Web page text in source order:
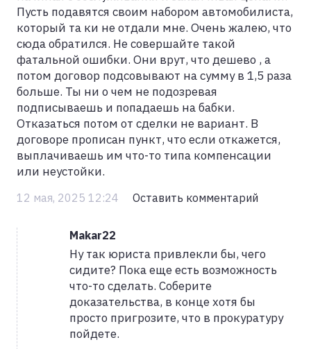
Пусть подавятся своим набором автомобилиста,
который та ки не отдали мне. Очень жалею, что
сюда обратился. Не совершайте такой
фатальной ошибки. Они врут, что дешево , а
потом договор подсовывают на сумму в 1,5 раза
больше. Ты ни о чем не подозревая
подписываешь и попадаешь на бабки.
Отказаться потом от сделки не вариант. В
договоре прописан пункт, что если откажется,
выплачиваешь им что-то типа компенсации
или неустойки.
12 мая, 2025 12:24 Оставить комментарий
Makar22
Ну так юриста привлекли бы, чего
сидите? Пока еще есть возможность
что-то сделать. Соберите
доказательства, в конце хотя бы
просто пригрозите, что в прокуратуру
пойдете.